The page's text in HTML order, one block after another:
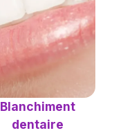
Blanchiment
dentaire